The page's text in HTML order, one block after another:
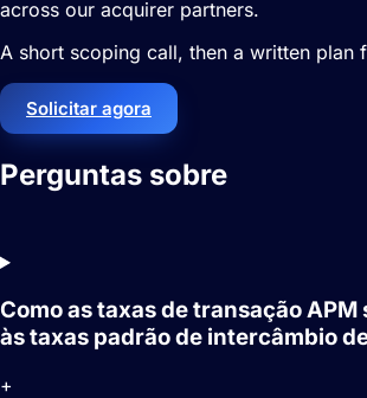
across our acquirer partners.
A short scoping call, then a written plan
Solicitar agora
Perguntas sobre
Como as taxas de transação APM
às taxas padrão de intercâmbio
+